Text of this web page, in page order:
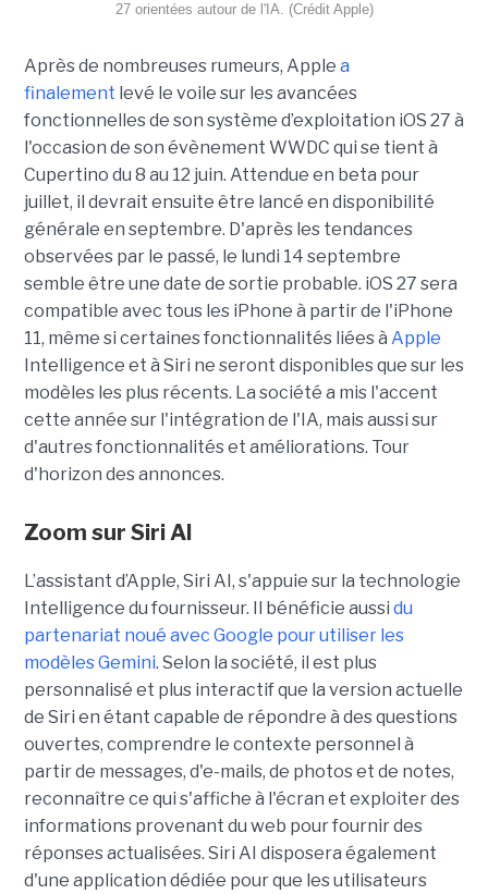
27 orientées autour de l'IA. (Crédit Apple)
Après de nombreuses rumeurs, Apple a
finalement levé le voile sur les avancées
fonctionnelles de son système d’exploitation iOS 27 à
l'occasion de son évènement WWDC qui se tient à
Cupertino du 8 au 12 juin. Attendue en beta pour
juillet, il devrait ensuite être lancé en disponibilité
générale en septembre. D'après les tendances
observées par le passé, le lundi 14 septembre
semble être une date de sortie probable. iOS 27 sera
compatible avec tous les iPhone à partir de l'iPhone
11, même si certaines fonctionnalités liées à Apple
Intelligence et à Siri ne seront disponibles que sur les
modèles les plus récents. La société a mis l'accent
cette année sur l'intégration de l'IA, mais aussi sur
d'autres fonctionnalités et améliorations. Tour
d'horizon des annonces.
Zoom sur Siri AI
L’assistant d’Apple, Siri AI, s'appuie sur la technologie
Intelligence du fournisseur. Il bénéficie aussi du
partenariat noué avec Google pour utiliser les
modèles Gemini. Selon la société, il est plus
personnalisé et plus interactif que la version actuelle
de Siri en étant capable de répondre à des questions
ouvertes, comprendre le contexte personnel à
partir de messages, d'e-mails, de photos et de notes,
reconnaître ce qui s'affiche à l'écran et exploiter des
informations provenant du web pour fournir des
réponses actualisées. Siri AI disposera également
d'une application dédiée pour que les utilisateurs